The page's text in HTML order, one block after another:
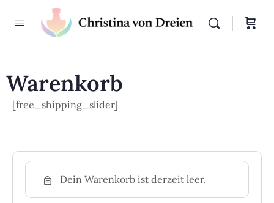
Warenkorb
[free_shipping_slider]
Dein Warenkorb ist derzeit leer.